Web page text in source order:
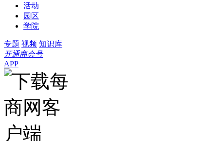
活动
园区
学院
专题 视频 知识库
开通商会号
APP